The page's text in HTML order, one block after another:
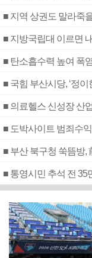
■ 지역 상권도 말라죽
■ 지방국립대 이르면
■ 탄소흡수력 높여 폭
■ 의료헬스 신성장 산
■ 도박사이트 범죄수
■ 부산 북구청 쑥뜸방,
■ 통영시민 추석 전 35